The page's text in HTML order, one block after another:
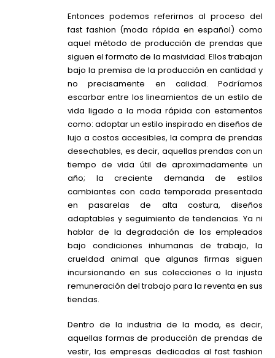
Entonces podemos referirnos al proceso del
fast fashion (moda rápida en español) como
aquel método de producción de prendas que
siguen el formato de la masividad. Ellos trabajan
bajo la premisa de la producción en cantidad y
no precisamente en calidad. Podríamos
escarbar entre los lineamientos de un estilo de
vida ligado a la moda rápida con estamentos
como: adoptar un estilo inspirado en diseños de
lujo a costos accesibles, la compra de prendas
desechables, es decir, aquellas prendas con un
tiempo de vida útil de aproximadamente un
año; la creciente demanda de estilos
cambiantes con cada temporada presentada
en pasarelas de alta costura, diseños
adaptables y seguimiento de tendencias. Ya ni
hablar de la degradación de los empleados
bajo condiciones inhumanas de trabajo, la
crueldad animal que algunas firmas siguen
incursionando en sus colecciones o la injusta
remuneración del trabajo para la reventa en sus
tiendas.
Dentro de la industria de la moda, es decir,
aquellas formas de producción de prendas de
vestir, las empresas dedicadas al fast fashion